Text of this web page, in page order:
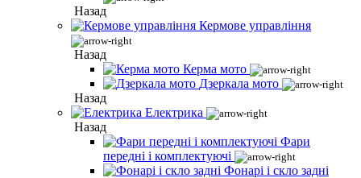
Назад
Кермове управління
Назад
Керма мото
Дзеркала мото
Назад
Електрика
Назад
Фари
передні і комплектуючі
Фонарі і скло задні